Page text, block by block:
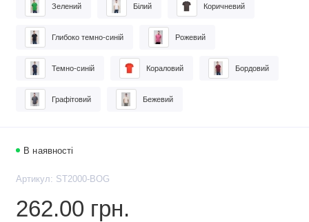
В наявності
Артикул: ST2000-BOG
262.00 грн.
Зелений Білий Коричневий
Глибоко темно-синій Рожевий
Темно-синій Кораловий Бордовий
Графітовий Бежевий